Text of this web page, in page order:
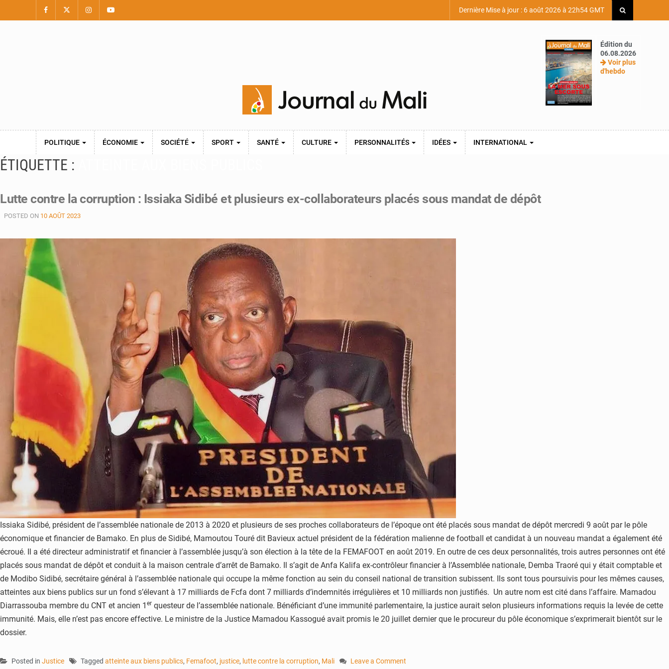
Dernière Mise à jour : 6 août 2026 à 22h54 GMT
Édition du
06.08.2026
Voir plus
d'hebdo
POLITIQUE ÉCONOMIE SOCIÉTÉ SPORT SANTÉ CULTURE PERSONNALITÉS IDÉES INTERNATIONAL
ÉTIQUETTE :
Lutte contre la corruption : Issiaka Sidibé et plusieurs ex-collaborateurs placés sous mandat de dépôt
POSTED ON 10 AOÛT 2023
Issiaka Sidibé, président de l’assemblée nationale de 2013 à 2020 et plusieurs de ses proches collaborateurs de l’époque ont été placés sous mandat de dépôt mercredi 9 août par le pôle
économique et financier de Bamako. En plus de Sidibé, Mamoutou Touré dit Bavieux actuel président de la fédération malienne de football et candidat à un nouveau mandat a également été
écroué. Il a été directeur administratif et financier à l’assemblée jusqu’à son élection à la tête de la FEMAFOOT en août 2019. En outre de ces deux personnalités, trois autres personnes ont été
placés sous mandat de dépôt et conduit à la maison centrale d’arrêt de Bamako. Il s’agit de Anfa Kalifa ex-contrôleur financier à l’Assemblée nationale, Demba Traoré qui y était comptable et
de Modibo Sidibé, secrétaire général à l’assemblée nationale qui occupe la même fonction au sein du conseil national de transition subissent. Ils sont tous poursuivis pour les mêmes causes,
atteintes aux biens publics sur un fond s’élevant à 17 milliards de Fcfa dont 7 milliards d’indemnités irrégulières et 10 milliards non justifiés. Un autre nom est cité dans l’affaire. Mamadou
Diarrassouba membre du CNT et ancien 1 er questeur de l’assemblée nationale. Bénéficiant d’une immunité parlementaire, la justice aurait selon plusieurs informations requis la levée de cette
immunité. Mais, elle n’est pas encore effective. Le ministre de la Justice Mamadou Kassogué avait promis le 20 juillet dernier que le procureur du pôle économique s’exprimerait bientôt sur le
dossier.
Posted in Justice Tagged atteinte aux biens publics, Femafoot, justice, lutte contre la corruption, Mali
Leave a Comment